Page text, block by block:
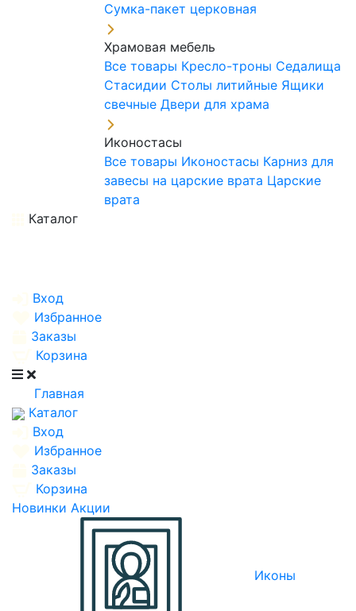
Сумка-пакет церковная
Храмовая мебель
Все товары Кресло-троны Седалища
Стасидии Столы литийные Ящики
свечные Двери для храма
Иконостасы
Все товары Иконостасы Карниз для
завесы на царские врата Царские
врата
Каталог
Вход
Избранное
Заказы
Корзина
Главная
Каталог
Вход
Избранное
Заказы
Корзина
Новинки Акции
Иконы